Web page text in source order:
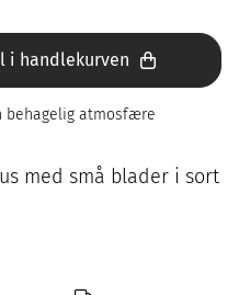
i handlekurven
behagelig atmosfære
med små blader i sort